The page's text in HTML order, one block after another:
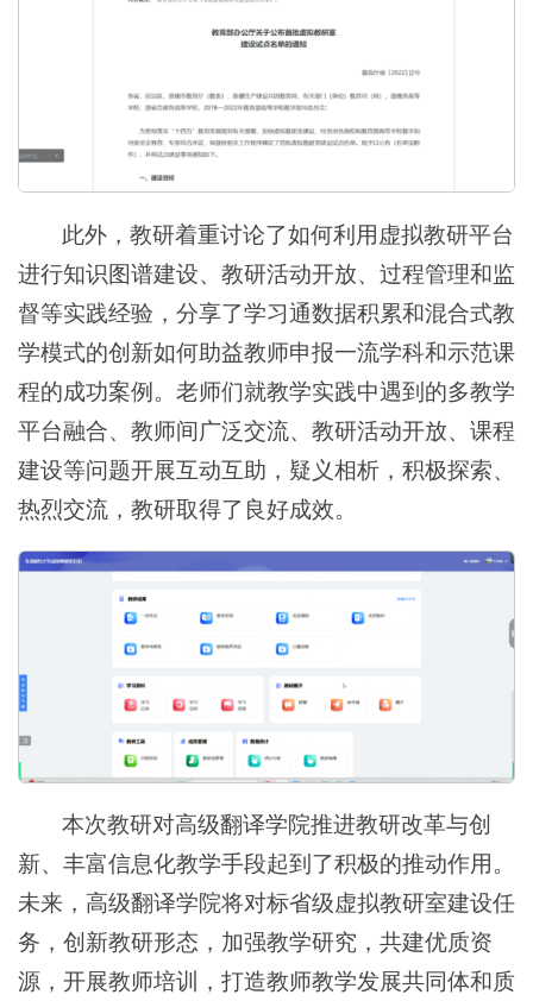
此外，教研着重讨论了如何利用虚拟教研平台
进行知识图谱建设、教研活动开放、过程管理和监
督等实践经验，分享了学习通数据积累和混合式教
学模式的创新如何助益教师申报一流学科和示范课
程的成功案例。老师们就教学实践中遇到的多教学
平台融合、教师间广泛交流、教研活动开放、课程
建设等问题开展互动互助，疑义相析，积极探索、
热烈交流，教研取得了良好成效。
本次教研对高级翻译学院推进教研改革与创
新、丰富信息化教学手段起到了积极的推动作用。
未来，高级翻译学院将对标省级虚拟教研室建设任
务，创新教研形态，加强教学研究，共建优质资
源，开展教师培训，打造教师教学发展共同体和质